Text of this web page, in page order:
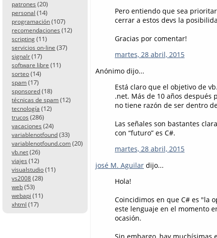
patrones (20)
personal (14)
programación (107)
recomendaciones (12)
scripting (11)
servicios on-line (37)
signalr (17)
software libre (11)
sorteo (14)
spam (17)
sponsored (18)
técnicas de spam (12)
tecnología (12)
trucos (286)
vacaciones (24)
variablenotfound (33)
variablenotfound.com (20)
vb.net (26)
viajes (12)
visualstudio (11)
vs2008 (28)
web (53)
webapi (11)
xhtml (17)
Pero entiendo que sea
cerrar a estos devs la
Gracias por comentar!
martes, 28 abril, 2015
Anónimo dijo...
Está claro que el objetivo de
.net. Más de 10 años
no tiene razón de ser dentro
Las señales son bastantes
con “futuro” es C#.
martes, 28 abril, 2015
josé M. Aguilar dijo...
Hola!
Coincidimos en que C# es "la
este lenguaje en el momento
ocasión.